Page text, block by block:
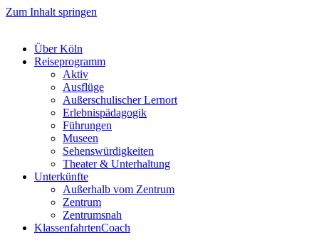
Zum Inhalt springen
Über Köln
Reiseprogramm
Aktiv
Ausflüge
Außerschulischer Lernort
Erlebnispädagogik
Führungen
Museen
Sehenswürdigkeiten
Theater & Unterhaltung
Unterkünfte
Außerhalb vom Zentrum
Zentrum
Zentrumsnah
KlassenfahrtenCoach